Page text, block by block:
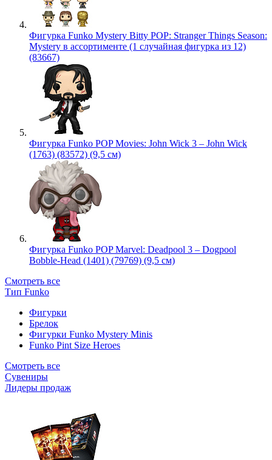
Фигурка Funko Mystery Bitty POP: Stranger Things Season:
Mystery в ассортименте (1 случайная фигурка из 12)
(83667)
Фигурка Funko POP Movies: John Wick 3 – John Wick
(1763) (83572) (9,5 см)
Фигурка Funko POP Marvel: Deadpool 3 – Dogpool
Bobble-Head (1401) (79769) (9,5 см)
Смотреть все
Тип Funko
Фигурки
Брелок
Фигурки Funko Mystery Minis
Funko Pint Size Heroes
Смотреть все
Сувениры
Лидеры продаж